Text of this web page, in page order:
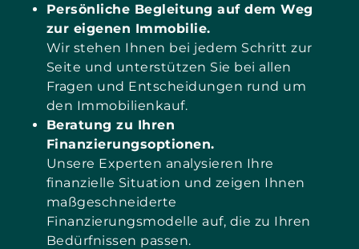
Persönliche Begleitung auf dem Weg
zur eigenen Immobilie.
Wir stehen Ihnen bei jedem Schritt zur
Seite und unterstützen Sie bei allen
Fragen und Entscheidungen rund um
den Immobilienkauf.
Beratung zu Ihren
Finanzierungsoptionen.
Unsere Experten analysieren Ihre
finanzielle Situation und zeigen Ihnen
maßgeschneiderte
Finanzierungsmodelle auf, die zu Ihren
Bedürfnissen passen.